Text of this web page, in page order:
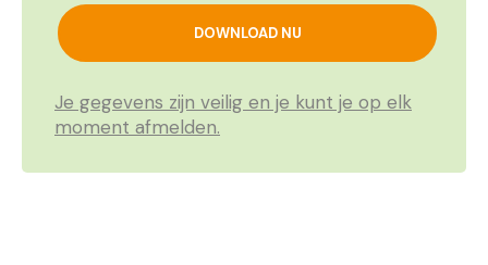
Je gegevens zijn veilig en je kunt je op elk
moment afmelden.